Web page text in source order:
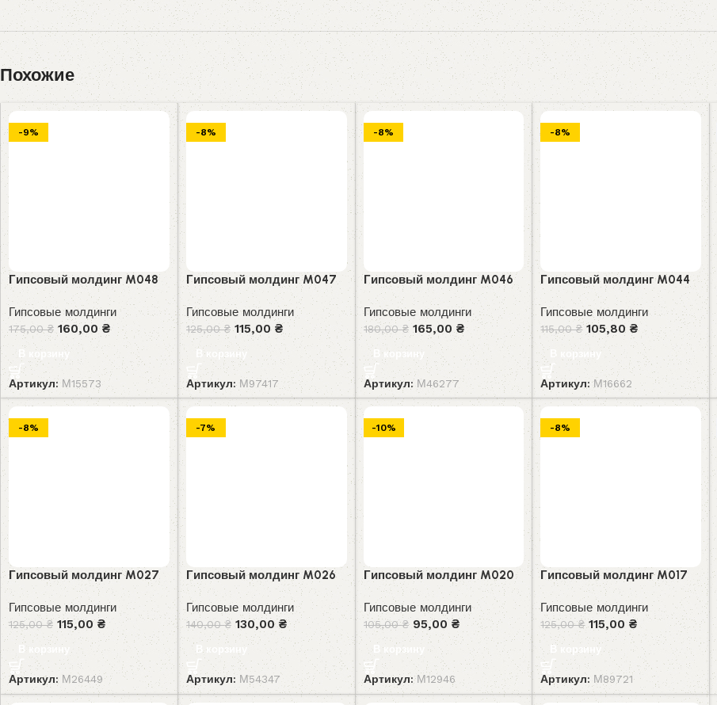
Похожие
-9%
Гипсовый молдинг M048
Гипсовые молдинги
175,00₴ 160,00₴
В корзину
Артикул: М15573
-8%
Гипсовый молдинг M047
Гипсовые молдинги
125,00₴ 115,00 ₴
В корзину
Артикул: М97417
-8%
Гипсовый молдинг M046
Гипсовые молдинги
180,00₴ 165,00₴
В корзину
Артикул: М46277
-8%
Гипсовый молдинг M044
Гипсовые молдинги
115,00₴ 105,80₴
В корзину
Артикул:М16662
-8%
Гипсовый молдинг M027
Гипсовые молдинги
125,00₴ 115,00₴
В корзину
Артикул: М26449
-7%
Гипсовый молдинг M026
Гипсовые молдинги
140,00₴ 130,00₴
В корзину
Артикул: М54347
-10%
Гипсовый молдинг M020
Гипсовые молдинги
105,00₴ 95,00 ₴
В корзину
Артикул:М12946
-8%
Гипсовый молдинг M017
Гипсовые молдинги
125,00₴ 115,00₴
В корзину
Артикул: М89721